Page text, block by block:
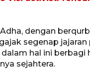
dengan
segenap
hal ini berbagi
sejahtera.